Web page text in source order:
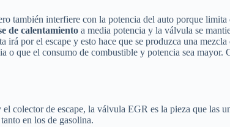
también interfiere con la potencia del auto porque
de calentamiento a media potencia y la válvula se
por el escape y esto hace que se produzca una
o que el consumo de combustible y potencia sea
colector de escape, la válvula EGR es la pieza que las
en los de gasolina.